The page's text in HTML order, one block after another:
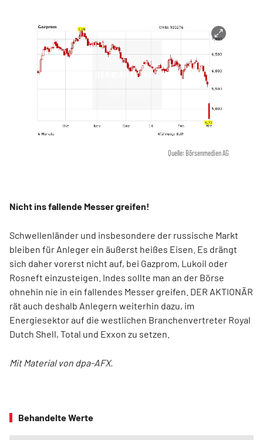
Quelle: Börsenmedien AG
Nicht ins fallende Messer greifen!
Schwellenländer und insbesondere der russische Markt
bleiben für Anleger ein äußerst heißes Eisen. Es drängt
sich daher vorerst nicht auf, bei Gazprom, Lukoil oder
Rosneft einzusteigen. Indes sollte man an der Börse
ohnehin nie in ein fallendes Messer greifen. DER AKTIONÄR
rät auch deshalb Anlegern weiterhin dazu, im
Energiesektor auf die westlichen Branchenvertreter Royal
Dutch Shell, Total und Exxon zu setzen.
Mit Material von dpa-AFX.
Behandelte Werte